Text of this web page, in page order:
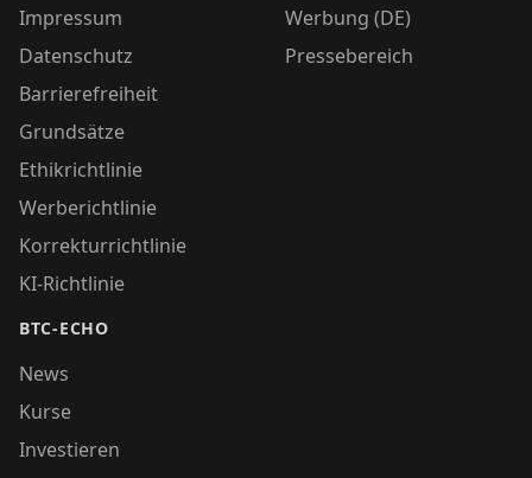
Impressum
Datenschutz
Barrierefreiheit
Grundsätze
Ethikrichtlinie
Werberichtlinie
Korrekturrichtlinie
KI-Richtlinie
BTC-ECHO
News
Kurse
Investieren
Werbung (DE)
Pressebereich